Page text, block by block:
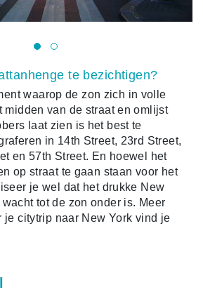
te bezichtigen?
waarop de zon zich in volle
midden van de straat en omlijst
laat zien is het best te
in 14th Street, 23rd Street,
en 57th Street. En hoewel het
op straat te gaan staan voor het
je wel dat het drukke New
tot de zon onder is. Meer
je citytrip naar New York vind je